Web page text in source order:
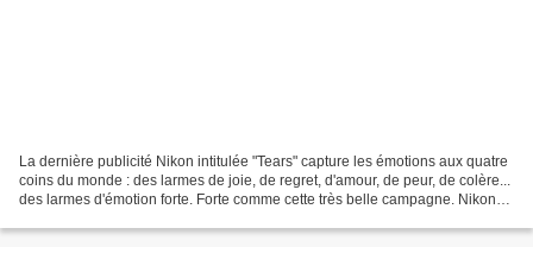
La dernière publicité Nikon intitulée "Tears" capture les émotions aux quatre
coins du monde : des larmes de joie, de regret, d'amour, de peur, de colère...
des larmes d'émotion forte. Forte comme cette très belle campagne. Nikon